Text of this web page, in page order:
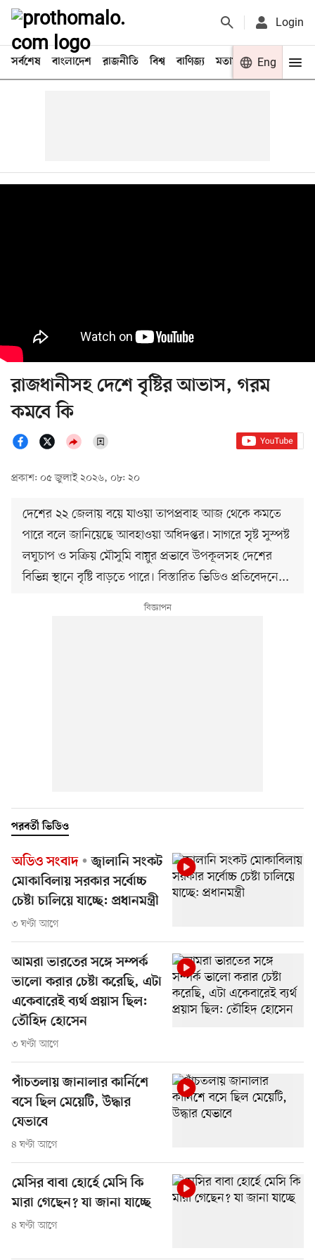
Login
সর্বশেষ বাংলাদেশ রাজনীতি বিশ্ব বাণিজ্য মতামত খেলা
Eng
রাজধানীসহ দেশে বৃষ্টির আভাস, গরম
কমবে কি
প্রকাশ: ০৫ জুলাই ২০২৬, ০৮: ২০
দেশের ২২ জেলায় বয়ে যাওয়া তাপপ্রবাহ আজ থেকে কমতে
পারে বলে জানিয়েছে আবহাওয়া অধিদপ্তর। সাগরে সৃষ্ট সুস্পষ্ট
লঘুচাপ ও সক্রিয় মৌসুমি বায়ুর প্রভাবে উপকূলসহ দেশের
বিভিন্ন স্থানে বৃষ্টি বাড়তে পারে। বিস্তারিত ভিডিও প্রতিবেদনে...
পরবর্তী ভিডিও
অডিও সংবাদ
জ্বালানি সংকট
মোকাবিলায় সরকার সর্বোচ্চ
চেষ্টা চালিয়ে যাচ্ছে: প্রধানমন্ত্রী
৩ ঘণ্টা আগে
আমরা ভারতের সঙ্গে সম্পর্ক
ভালো করার চেষ্টা করেছি, এটা
একেবারেই ব্যর্থ প্রয়াস ছিল:
তৌহিদ হোসেন
৩ ঘণ্টা আগে
পাঁচতলায় জানালার কার্নিশে
বসে ছিল মেয়েটি, উদ্ধার
যেভাবে
৪ ঘণ্টা আগে
মেসির বাবা হোর্হে মেসি কি
মারা গেছেন? যা জানা যাচ্ছে
৪ ঘণ্টা আগে